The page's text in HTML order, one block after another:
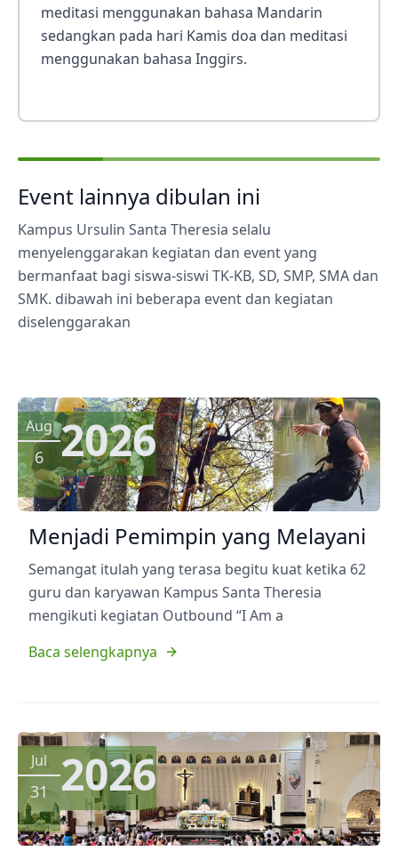
meditasi menggunakan bahasa Mandarin
sedangkan pada hari Kamis doa dan meditasi
menggunakan bahasa Inggirs.
Event lainnya dibulan ini
Kampus Ursulin Santa Theresia selalu
menyelenggarakan kegiatan dan event yang
bermanfaat bagi siswa-siswi TK-KB, SD, SMP, SMA dan
SMK. dibawah ini beberapa event dan kegiatan
diselenggarakan
Aug
6 2026
Menjadi Pemimpin yang Melayani
Semangat itulah yang terasa begitu kuat ketika 62
guru dan karyawan Kampus Santa Theresia
mengikuti kegiatan Outbound “I Am a
Baca selengkapnya
Jul
31 2026